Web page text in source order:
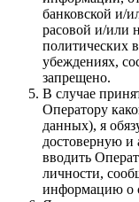
банковской и/
расовой и/или
политических
убеждениях,
запрещено.
В случае
Оператору
данных), я
достоверную
вводить
личности,
информацию о